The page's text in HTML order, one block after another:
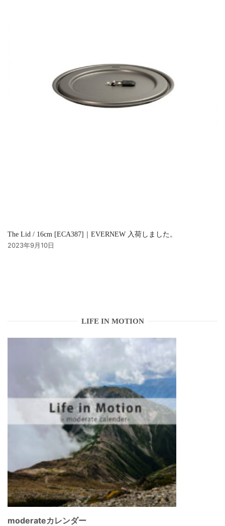
The Lid / 16cm [ECA387]｜EVERNEW 入荷しました。
2023年9月10日
LIFE IN MOTION
moderateカレンダー